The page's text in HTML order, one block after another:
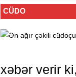
CÜDO
xəbər verir